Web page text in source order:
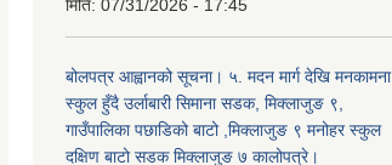
मिति: 07/31/2026 - 17:45
बोलपत्र आह्वानको सूचना। ५. मदन मार्ग देखि मनकामना
स्कुल हुँदै उर्लाबारी सिमाना सडक, मिक्लाजुङ ९,
गाउँपालिका पछाडिको बाटो ,मिक्लाजुङ ९ मनोहर स्कुल
दक्षिण बाटो सडक मिक्लाजुङ ७ कालोपत्रे।